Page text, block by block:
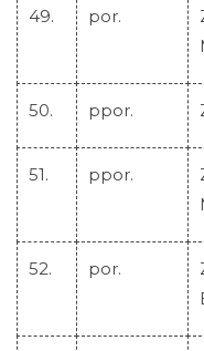
49. por.
50. ppor.
51. ppor.
52. por.